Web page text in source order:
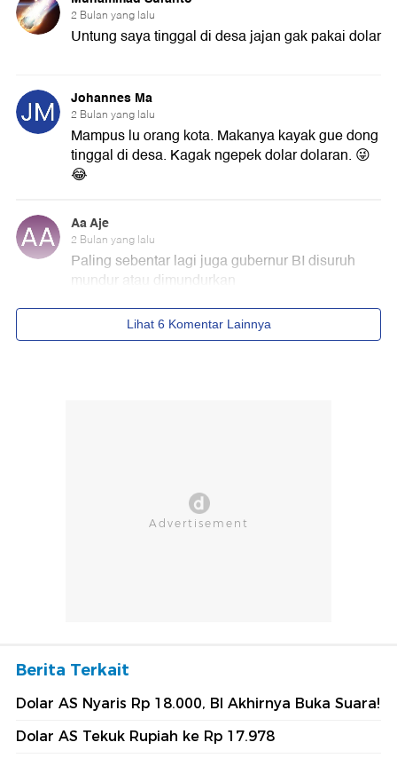
Berita Terkait
Dolar AS Nyaris Rp 18.000, BI Akhirnya Buka Suara!
Dolar AS Tekuk Rupiah ke Rp 17.978